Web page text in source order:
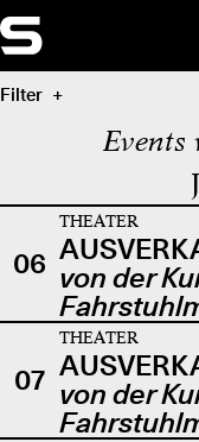
Filter
Events
06
THEATER
von der
07
THEATER
von der